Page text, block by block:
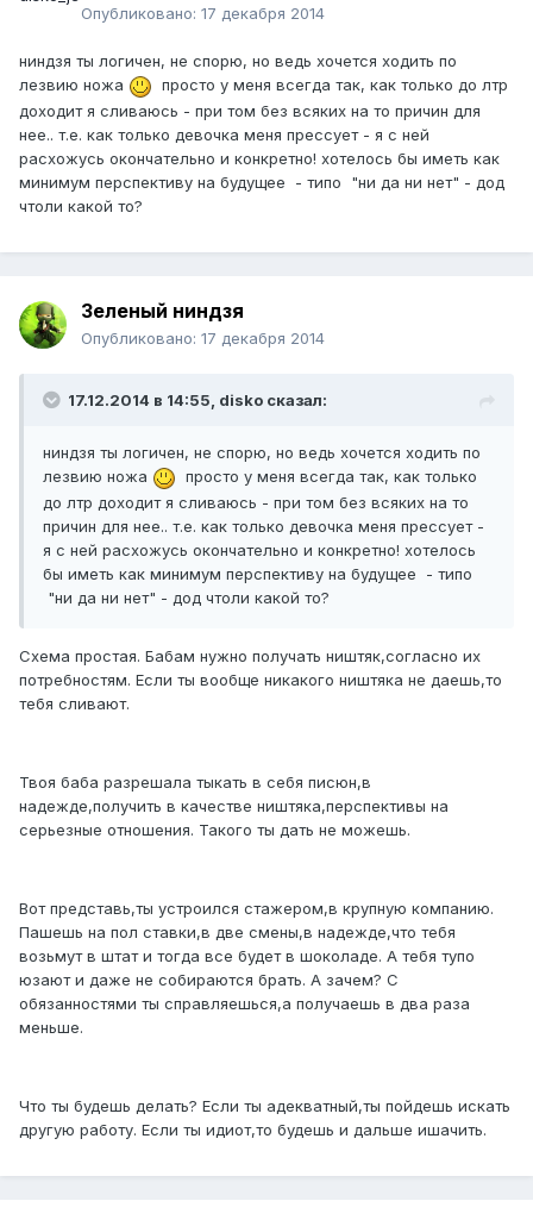
Опубликовано: 17 декабря 2014
ниндзя ты логичен, не спорю, но ведь хочется ходить по
лезвию ножа
просто у меня всегда так, как только до лтр
доходит я сливаюсь - при том без всяких на то причин для
нее.. т.е. как только девочка меня прессует - я с ней
расхожусь окончательно и конкретно! хотелось бы иметь как
минимум перспективу на будущее - типо "ни да ни нет" - дод
чтоли какой то?
Зеленый ниндзя
Опубликовано: 17 декабря 2014
17.12.2014 в 14:55, disko сказал:
ниндзя ты логичен, не спорю, но ведь хочется ходить по
лезвию ножа
просто у меня всегда так, как только
до лтр доходит я сливаюсь - при том без всяких на то
причин для нее.. т.е. как только девочка меня прессует -
я с ней расхожусь окончательно и конкретно! хотелось
бы иметь как минимум перспективу на будущее - типо
"ни да ни нет" - дод чтоли какой то?
Схема простая. Бабам нужно получать ништяк,согласно их
потребностям. Если ты вообще никакого ништяка не даешь,то
тебя сливают.
Твоя баба разрешала тыкать в себя писюн,в
надежде,получить в качестве ништяка,перспективы на
серьезные отношения. Такого ты дать не можешь.
Вот представь,ты устроился стажером,в крупную компанию.
Пашешь на пол ставки,в две смены,в надежде,что тебя
возьмут в штат и тогда все будет в шоколаде. А тебя тупо
юзают и даже не собираются брать. А зачем? С
обязанностями ты справляешься,а получаешь в два раза
меньше.
Что ты будешь делать? Если ты адекватный,ты пойдешь искать
другую работу. Если ты идиот,то будешь и дальше ишачить.